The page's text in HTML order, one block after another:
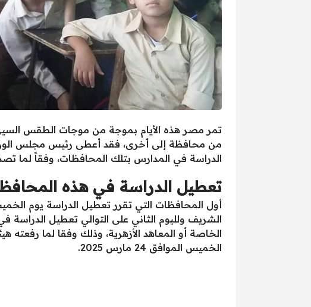
تمر مصر هذه الأيام بموجة من موجات الطقس
من محافظة إلى أخرى، فقد أعطى رئيس مجلس
الدراسة في المدارس بتلك المحافظات، وفقاً لما
تعطيل الدراسة في هذه
الشريف ولليوم الثاني على التوالي تعطيل
الخاصة أو المعاهد الأزهرية، وذلك وفقا لما
الخميس الموافق 24 مارس 2025.